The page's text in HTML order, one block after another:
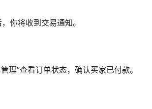
你将收到交易通知。
理”查看订单状态，确认买家已付款。